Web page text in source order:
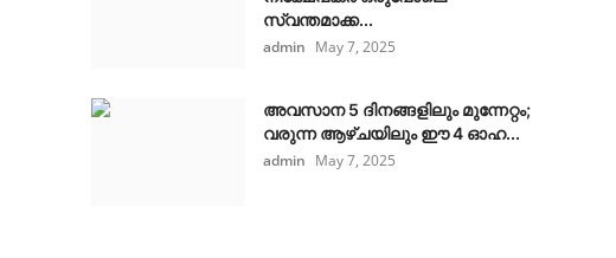
സ്വന്തമാക്ക...
admin May 7, 2025
അവസാന 5 ദിനങ്ങളിലും മുന്നേറ്റം;
വരുന്ന ആഴ്ചയിലും ഈ 4 ഓഹ...
admin May 7, 2025